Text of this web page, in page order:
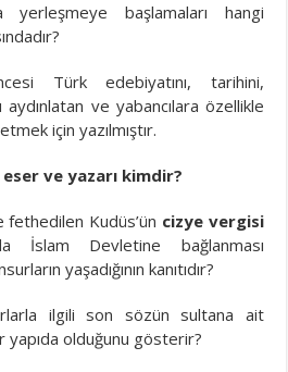
yerleşmeye başlamaları hangi
Türk edebiyatını, tarihini,
ve yabancılara özellikle
için yazılmıştır.
ve yazarı kimdir?
Kudüs’ün cizye vergisi
İslam Devletine bağlanması
yaşadığının kanıtıdır?
ilgili son sözün sultana ait
yapıda olduğunu gösterir?